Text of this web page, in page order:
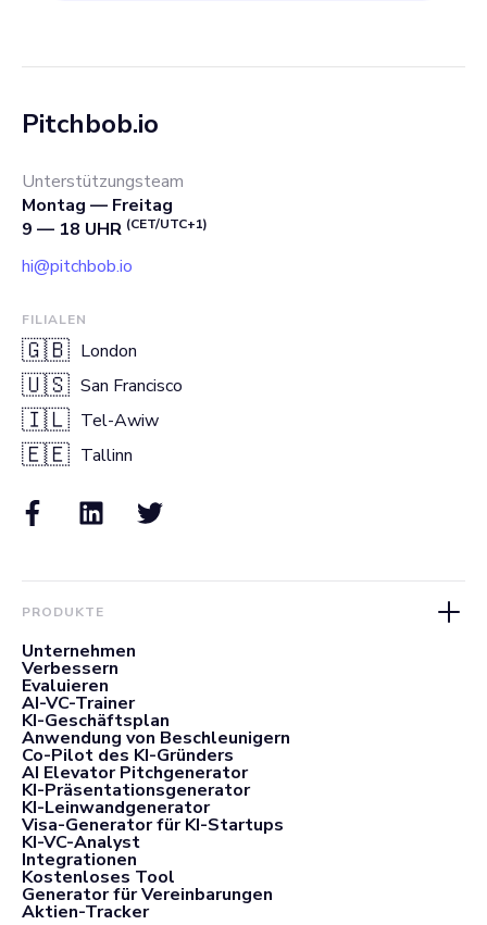
Pitchbob.io
Unterstützungsteam
Montag — Freitag
9 — 18 UHR (CET/UTC+1)
hi@pitchbob.io
FILIALEN
🇬🇧 London
🇺🇸 San Francisco
🇮🇱 Tel-Awiw
🇪🇪 Tallinn
PRODUKTE
Unternehmen
Verbessern
Evaluieren
AI-VC-Trainer
KI-Geschäftsplan
Anwendung von Beschleunigern
Co-Pilot des KI-Gründers
AI Elevator Pitchgenerator
KI-Präsentationsgenerator
KI-Leinwandgenerator
Visa-Generator für KI-Startups
KI-VC-Analyst
Integrationen
Kostenloses Tool
Generator für Vereinbarungen
Aktien-Tracker